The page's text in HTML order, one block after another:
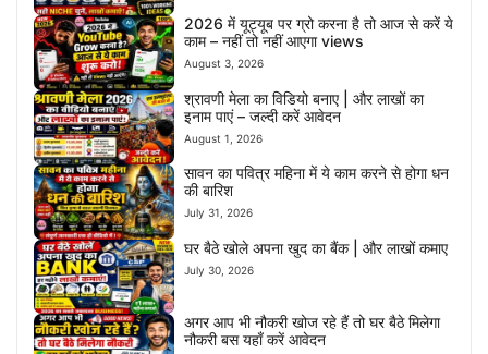
2026 में यूट्यूब पर ग्रो करना है तो आज से करें ये
काम – नहीं तो नहीं आएगा views
August 3, 2026
श्रावणी मेला का विडियो बनाए | और लाखों का
इनाम पाएं – जल्दी करें आवेदन
August 1, 2026
सावन का पवित्र महिना में ये काम करने से होगा धन
की बारिश
July 31, 2026
घर बैठे खोले अपना खुद का बैंक | और लाखों कमाए
July 30, 2026
अगर आप भी नौकरी खोज रहे हैं तो घर बैठे मिलेगा
नौकरी बस यहाँ करें आवेदन